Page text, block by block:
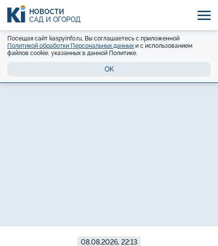
НОВОСТИ
САД И ОГОРОД
Посещая сайт kaspyinfo.ru, Вы соглашаетесь с приложенной
Политикой обработки Персональных данных и с использованием
файлов cookie, указанных в данной Политике.
OK
08.08.2026, 22:13